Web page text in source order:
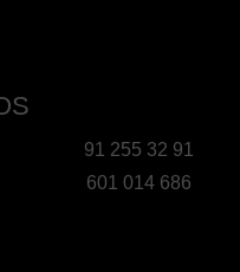
91 255 32 91
601 014 686